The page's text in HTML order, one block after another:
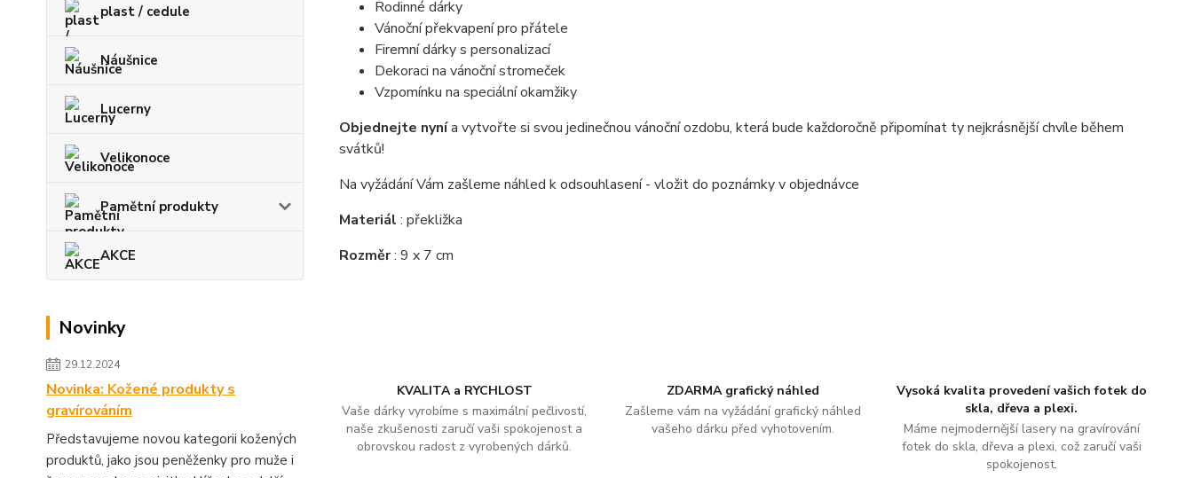
plast / cedule
Náušnice
Lucerny
Velikonoce
Pamětní produkty
AKCE
Novinky
29.12.2024
Novinka: Kožené produkty s
gravírováním
Představujeme novou kategorii kožených
produktů, jako jsou peněženky pro muže i
KVALITA a RYCHLOST
Vaše dárky vyrobíme s maximální pečlivostí,
naše zkušenosti zaručí vaši spokojenost a
obrovskou radost z vyrobených dárků.
ZDARMA grafický náhled
Zašleme vám na vyžádání grafický náhled
vašeho dárku před vyhotovením.
Vysoká kvalita provedení vašich fotek do
skla, dřeva a plexi.
Máme nejmodernější lasery na gravírování
fotek do skla, dřeva a plexi, což zaručí vaši
spokojenost.
Rodinné dárky
Vánoční překvapení pro přátele
Firemní dárky s personalizací
Dekoraci na vánoční stromeček
Vzpomínku na speciální okamžiky
Objednejte nynía vytvořte si svou jedinečnou vánoční ozdobu, která bude každoročně připomínat ty nejkrásnější chvíle během
svátků!
Na vyžádání Vám zašleme náhled k odsouhlasení - vložit do poznámky v objednávce
Materiál : překližka
Rozměr: 9 x 7 cm